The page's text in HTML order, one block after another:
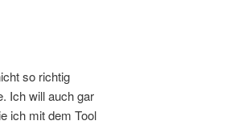
so richtig
Ich will auch gar
ich mit dem Tool